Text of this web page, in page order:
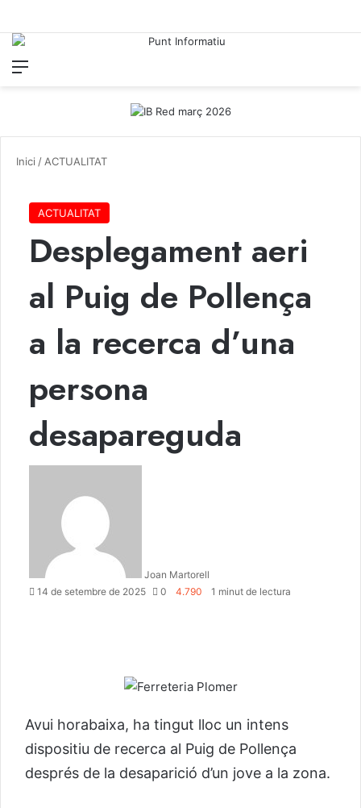
Menu
Inici / ACTUALITAT
ACTUALITAT
Desplegament aeri
al Puig de Pollença
a la recerca d’una
persona
desapareguda
Joan Martorell
14 de setembre de 2025
0 4.790 1 minut de lectura
Avui horabaixa, ha tingut lloc un intens
dispositiu de recerca al Puig de Pollença
després de la desaparició d’un jove a la zona.